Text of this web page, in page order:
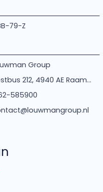
79-Z
Group
212, 4940 AE Raam...
585900